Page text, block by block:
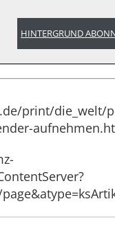
HINTERGRUND
print/die_welt/